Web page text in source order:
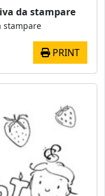
da stampare
stampare
PRINT